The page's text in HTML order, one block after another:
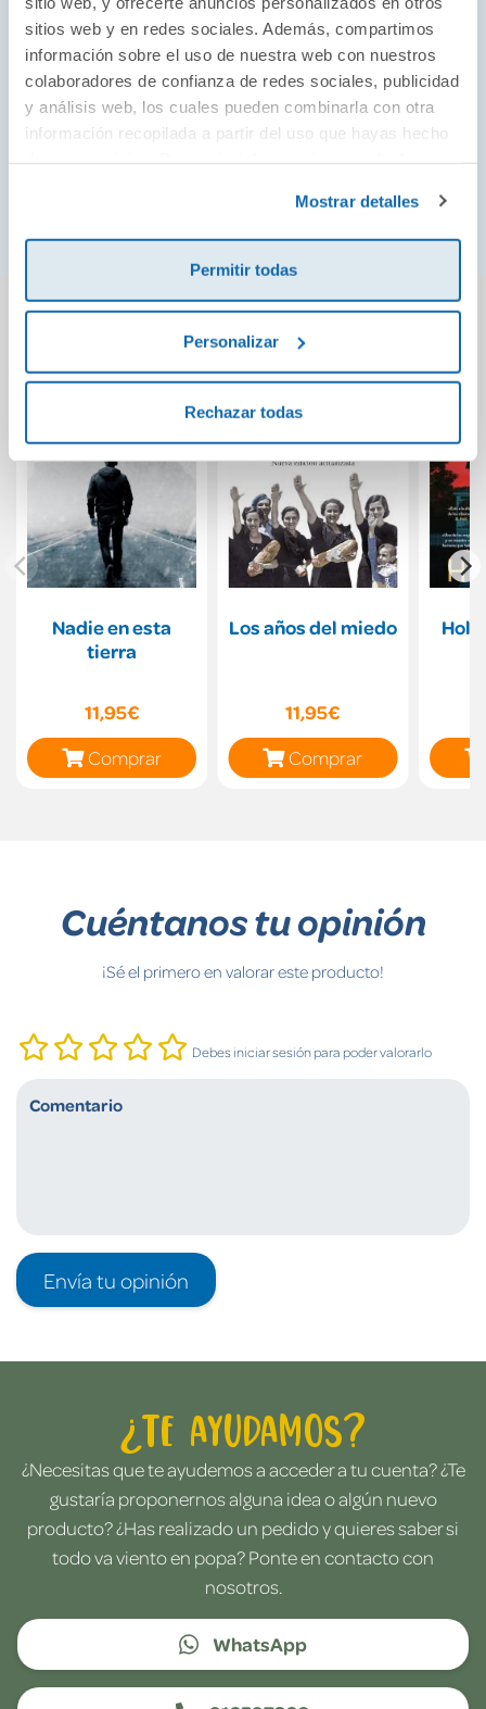
sitios web y en redes sociales. Además, compartimos
información sobre el uso de nuestra web con nuestros
colaboradores de confianza de redes sociales, publicidad
y análisis web, los cuales pueden combinarla con otra
información recopilada a partir del uso que hayas hecho
Mostrar detalles
Permitir todas
Personalizar
Rechazar todas
batalla».
Booklist
«Absorbente... Harris recrea el pasado con
personajes llenos de vida y una trama inteligente. Los
También podría gustarte...
Nadie en esta
tierra
11,95€
Comprar
Los años del miedo
11,95€
Comprar
Cuéntanos tu opinión
¡Sé el primero en valorar este producto!
Debes iniciar sesión para poder valorarlo
Envía tu opinión
¿Te ayudamos?
¿Necesitas que te ayudemos a acceder a tu cuenta? ¿Te
gustaría proponernos alguna idea o algún nuevo
producto? ¿Has realizado un pedido y quieres saber si
todo va viento en popa? Ponte en contacto con
nosotros.
WhatsApp